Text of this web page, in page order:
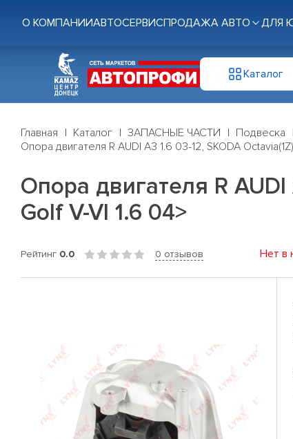
О КОМПАНИИАВТОСЕРВИСПРОДАЖА АВТО ДЛЯ
Каталог
Главная Каталог ЗАПАСНЫЕ ЧАСТИ Подвеска
Опора двигателя R AUDI A3 1.6 03-12, SKODA
Опора двигателя R AUDI
Golf V-VI 1.6 04>
Рейтинг 0.0 0 отзывов Нет в